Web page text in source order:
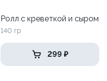
Ролл с креветкой и сыром
140 гр
299 ₽